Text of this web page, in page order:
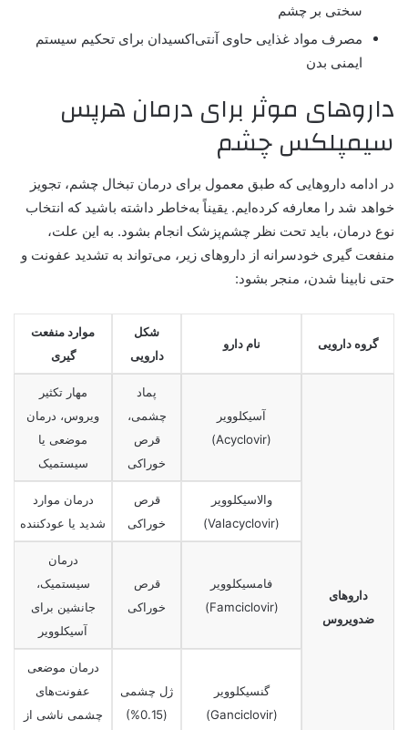
سختی بر چشم
مصرف مواد غذایی حاوی آنتی‌اکسیدان برای تحکیم سیستم
ایمنی بدن
داروهای موثر برای درمان هرپس
سیمپلکس چشم
در ادامه داروهایی که طبق معمول برای درمان تبخال چشم، تجویز
خواهد شد را معارفه کرده‌ایم. یقیناً به‌خاطر داشته باشید که انتخاب
نوع درمان، باید تحت نظر چشم‌پزشک انجام بشود. به این علت،
منفعت گیری خودسرانه از داروهای زیر، می‌تواند به تشدید عفونت و
حتی نابینا شدن، منجر بشود:
گروه دارویی نام دارو
شکل
دارویی
موارد منفعت
گیری
داروهای
ضدویروس
آسیکلوویر
(Acyclovir)
پماد
چشمی،
قرص
خوراکی
مهار تکثیر
ویروس، درمان
موضعی یا
سیستمیک
والاسیکلوویر
(Valacyclovir)
قرص
خوراکی
درمان موارد
شدید یا عودکننده
فامسیکلوویر
(Famciclovir)
قرص
خوراکی
درمان
سیستمیک،
جانشین برای
آسیکلوویر
گنسیکلوویر
(Ganciclovir)
ژل چشمی
(0.15%)
درمان موضعی
عفونت‌های
چشمی ناشی از